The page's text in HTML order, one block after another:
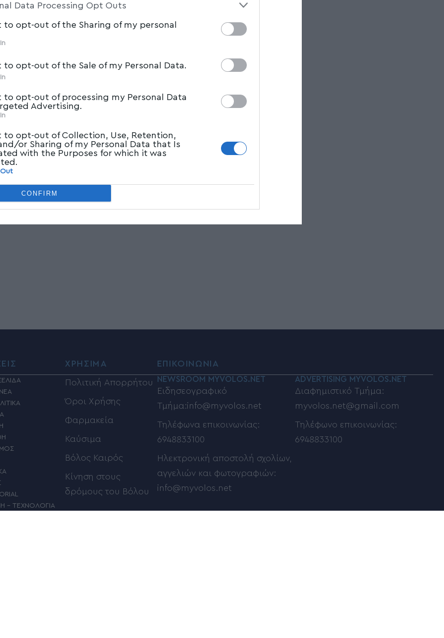
Data Processing Opt Outs
to opt-out of the Sharing of my personal
to opt-out of the Sale of my Personal Data.
to opt-out of processing my Personal Data
Advertising.
to opt-out of Collection, Use, Retention,
or Sharing of my Personal Data that Is
with the Purposes for which it was
CONFIRM
Συνέδριο ΓΣΕΕ: Κυριαρχία Παναγόπουλου
και με αύξηση ποσοστών
Τακτικού Συνεδρίου της Γενικής
Συνομοσπονδίας Εργατών Ελλάδας
– ΤΕΧΝΟΛΟΓΙΑ
ΧΡΗΣΙΜΑ
Πολιτική Απορρήτου
Όροι Χρήσης
Φαρμακεία
Καύσιμα
Βόλος Καιρός
Κίνηση στους
δρόμους του Βόλου
ΕΠΙΚΟΙΝΩΝΙΑ
NEWSROOM MYVOLOS.NET
Ειδησεογραφικό
Τμήμα:info@myvolos.net
Τηλέφωνα επικοινωνίας:
6948833100
Ηλεκτρονική αποστολή σχολίων,
αγγελιών και φωτογραφιών:
info@myvolos.net
ADVERTISING MYVOLOS.NET
Διαφημιστικό Τμήμα:
myvolos.net@gmail.com
Τηλέφωνο επικοινωνίας:
6948833100